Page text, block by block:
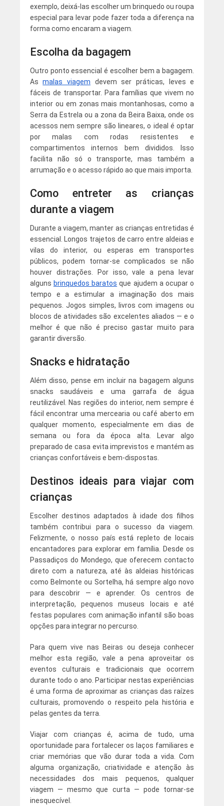
exemplo, deixá-las escolher um brinquedo ou roupa
especial para levar pode fazer toda a diferença na
forma como encaram a viagem.
Escolha da bagagem
Outro ponto essencial é escolher bem a bagagem.
Asmalas viagem devem ser práticas, leves e
fáceis de transportar. Para famílias que vivem no
interior ou em zonas mais montanhosas, como a
Serra da Estrela ou a zona da Beira Baixa, onde os
acessos nem sempre são lineares, o ideal é optar
por malas com rodas resistentes e
compartimentos internos bem divididos. Isso
facilita não só o transporte, mas também a
arrumação e o acesso rápido ao que mais importa.
Como entreter as crianças
durante a viagem
Durante a viagem, manter as crianças entretidas é
essencial. Longos trajetos de carro entre aldeias e
vilas do interior, ou esperas em transportes
públicos, podem tornar-se complicados se não
houver distrações. Por isso, vale a pena levar
alguns brinquedos baratos que ajudem a ocupar o
tempo e a estimular a imaginação dos mais
pequenos. Jogos simples, livros com imagens ou
blocos de atividades são excelentes aliados — e o
melhor é que não é preciso gastar muito para
garantir diversão.
Snacks e hidratação
Além disso, pense em incluir na bagagem alguns
snacks saudáveis e uma garrafa de água
reutilizável. Nas regiões do interior, nem sempre é
fácil encontrar uma mercearia ou café aberto em
qualquer momento, especialmente em dias de
semana ou fora da época alta. Levar algo
preparado de casa evita imprevistos e mantém as
crianças confortáveis e bem-dispostas.
Destinos ideais para viajar com
crianças
Escolher destinos adaptados à idade dos filhos
também contribui para o sucesso da viagem.
Felizmente, o nosso país está repleto de locais
encantadores para explorar em família. Desde os
Passadiços do Mondego, que oferecem contacto
direto com a natureza, até às aldeias históricas
como Belmonte ou Sortelha, há sempre algo novo
para descobrir — e aprender. Os centros de
interpretação, pequenos museus locais e até
festas populares com animação infantil são boas
opções para integrar no percurso.
Para quem vive nas Beiras ou deseja conhecer
melhor esta região, vale a pena aproveitar os
eventos culturais e tradicionais que ocorrem
durante todo o ano. Participar nestas experiências
é uma forma de aproximar as crianças das raízes
culturais, promovendo o respeito pela história e
pelas gentes da terra.
Viajar com crianças é, acima de tudo, uma
oportunidade para fortalecer os laços familiares e
criar memórias que vão durar toda a vida. Com
alguma organização, criatividade e atenção às
necessidades dos mais pequenos, qualquer
viagem — mesmo que curta — pode tornar-se
inesquecível.